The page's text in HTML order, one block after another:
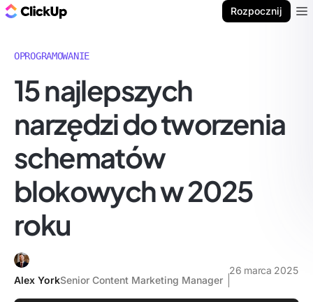
Rozpocznij
OPROGRAMOWANIE
15 najlepszych
narzędzi do tworzenia
schematów
blokowych w 2025
roku
Alex YorkSenior Content Marketing Manager
26 marca 2025